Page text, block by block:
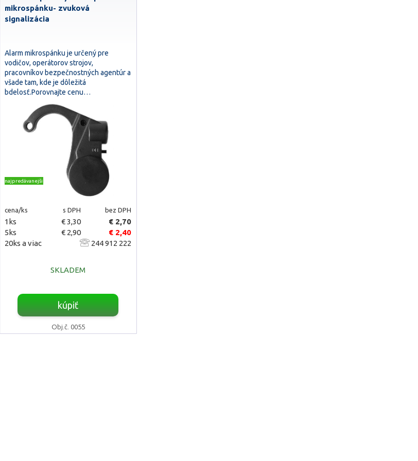
mikrospánku- zvuková
signalizácia
Alarm mikrospánku je určený pre
vodičov, operátorov strojov,
pracovníkov bezpečnostných agentúr a
všade tam, kde je dôležitá
bdelosť.Porovnajte cenu…
najpredávanejšie
cena/ks s DPH bez DPH
1ks € 3,30
€ 2,70
5ks
€ 2,90
€ 2,40
20ks a viac
244 912 222
SKLADEM
kúpiť
Obj.č. 0055